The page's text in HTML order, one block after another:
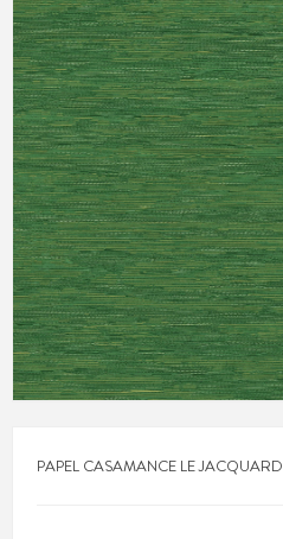
PAPEL CASAMANCE LE JACQUARD